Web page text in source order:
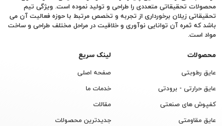
محصولات تحقیقاتی متعددی را طراحی و تولید نموده است. ویژگی تیم
تحقیقاتی زیلان برخورداری از تجربه و تخصص مرتبط با حوزه فعالیت آن می
باشد که ثمره آن توانایی نوآوری و خلاقیت در مراحل مختلف طراحی و ساخت
مواد است.
محصولات
عایق رطوبتی
عایق حرارتی - برودتی
کفپوش های صنعتی
عایق مقاومتی
لینک سریع
صفحه اصلی
خدمات ما
مقالات
جدیدترین محصولات